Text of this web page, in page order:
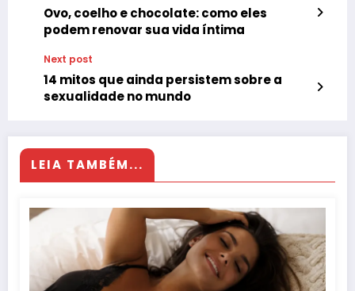
Ovo, coelho e chocolate: como eles
podem renovar sua vida íntima
Next post
14 mitos que ainda persistem sobre a
sexualidade no mundo
LEIA TAMBÉM...